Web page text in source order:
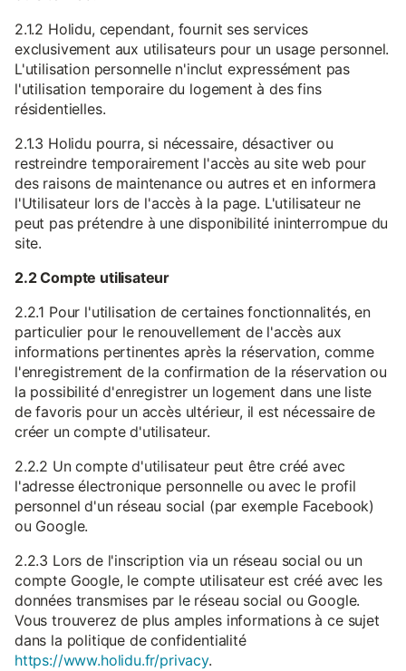
2.1.2 Holidu, cependant, fournit ses services
exclusivement aux utilisateurs pour un usage personnel.
L'utilisation personnelle n'inclut expressément pas
l'utilisation temporaire du logement à des fins
résidentielles.
2.1.3 Holidu pourra, si nécessaire, désactiver ou
restreindre temporairement l'accès au site web pour
des raisons de maintenance ou autres et en informera
l'Utilisateur lors de l'accès à la page. L'utilisateur ne
peut pas prétendre à une disponibilité ininterrompue du
site.
2.2 Compte utilisateur
2.2.1 Pour l'utilisation de certaines fonctionnalités, en
particulier pour le renouvellement de l'accès aux
informations pertinentes après la réservation, comme
l'enregistrement de la confirmation de la réservation ou
la possibilité d'enregistrer un logement dans une liste
de favoris pour un accès ultérieur, il est nécessaire de
créer un compte d'utilisateur.
2.2.2 Un compte d'utilisateur peut être créé avec
l'adresse électronique personnelle ou avec le profil
personnel d'un réseau social (par exemple Facebook)
ou Google.
2.2.3 Lors de l'inscription via un réseau social ou un
compte Google, le compte utilisateur est créé avec les
données transmises par le réseau social ou Google.
Vous trouverez de plus amples informations à ce sujet
dans la politique de confidentialité
https://www.holidu.fr/privacy.